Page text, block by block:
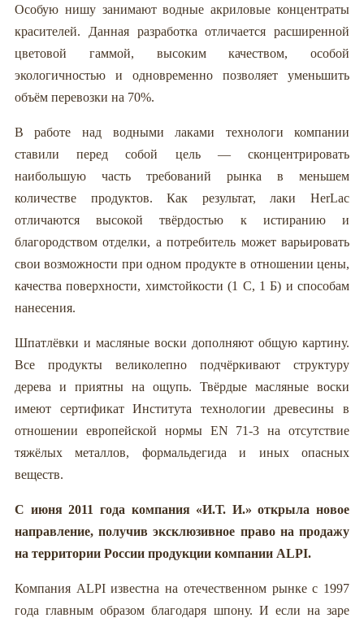
Особую нишу занимают водные акриловые концентраты
красителей. Данная разработка отличается расширенной
цветовой гаммой, высоким качеством, особой
экологичностью и одновременно позволяет уменьшить
объём перевозки на 70%.
В работе над водными лаками технологи компании
ставили перед собой цель — сконцентрировать
наибольшую часть требований рынка в меньшем
количестве продуктов. Как результат, лаки HerLac
отличаются высокой твёрдостью к истиранию и
благородством отделки, а потребитель может варьировать
свои возможности при одном продукте в отношении цены,
качества поверхности, химстойкости (1 С, 1 Б) и способам
нанесения.
Шпатлёвки и масляные воски дополняют общую картину.
Все продукты великолепно подчёркивают структуру
дерева и приятны на ощупь. Твёрдые масляные воски
имеют сертификат Института технологии древесины в
отношении европейской нормы EN 71-3 на отсутствие
тяжёлых металлов, формальдегида и иных опасных
веществ.
С июня 2011 года компания «И.Т. И.» открыла новое
направление, получив эксклюзивное право на продажу
на территории России продукции компании ALPI.
Компания ALPI известна на отечественном рынке с 1997
года главным образом благодаря шпону. И если на заре